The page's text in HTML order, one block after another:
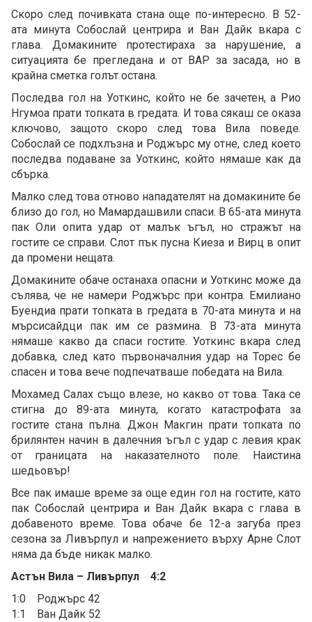
Скоро след почивката стана още по-интересно. В 52-
ата минута Собослай центрира и Ван Дайк вкара с
глава. Домакините протестираха за нарушение, а
ситуацията бе прегледана и от ВАР за засада, но в
крайна сметка голът остана.
Последва гол на Уоткинс, който не бе зачетен, а Рио
Нгумоа прати топката в гредата. И това сякаш се оказа
ключово, защото скоро след това Вила поведе.
Собослай се подхлъзна и Роджърс му отне, след което
последва подаване за Уоткинс, който нямаше как да
сбърка.
Малко след това отново нападателят на домакините бе
близо до гол, но Мамардашвили спаси. В 65-ата минута
пак Оли опита удар от малък ъгъл, но стражът на
гостите се справи. Слот пък пусна Киеза и Вирц в опит
да промени нещата.
Домакините обаче останаха опасни и Уоткинс може да
сълява, че не намери Роджърс при контра. Емилиано
Буендиа прати топката в гредата в 70-ата минута и на
мърсисайдци пак им се размина. В 73-ата минута
нямаше какво да спаси гостите. Уоткинс вкара след
добавка, след като първоначалния удар на Торес бе
спасен и това вече подпечатваше победата на Вила.
Мохамед Салах също влезе, но какво от това. Така се
стигна до 89-ата минута, когато катастрофата за
гостите стана пълна. Джон Макгин прати топката по
брилянтен начин в далечния ъгъл с удар с левия крак
от границата на наказателното поле. Наистина
шедьовър!
Все пак имаше време за още един гол на гостите, като
пак Собослай центрира и Ван Дайк вкара с глава в
добавеното време. Това обаче бе 12-а загуба през
сезона за Ливърпул и напрежението върху Арне Слот
няма да бъде никак малко.
Астън Вила – Ливърпул 4:2
1:0 Роджърс 42
1:1 Ван Дайк 52